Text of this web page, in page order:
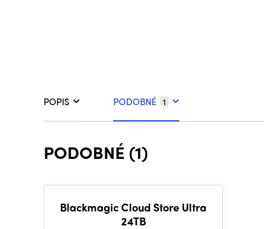
POPIS PODOBNÉ 1
PODOBNÉ (1)
Blackmagic Cloud Store Ultra
24TB